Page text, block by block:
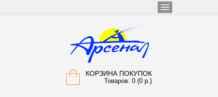
КОРЗИНА ПОКУПОК
Товаров: 0 (0 р.)